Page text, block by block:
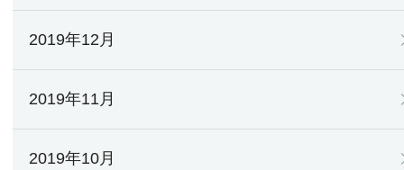
2019年12月
2019年11月
2019年10月